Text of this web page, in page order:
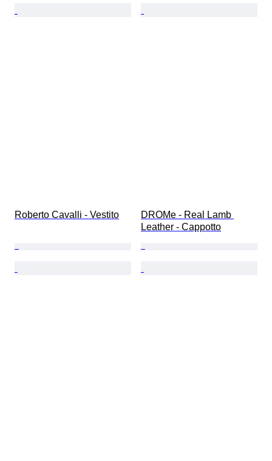
Roberto Cavalli - Vestito
DROMe - Real Lamb
Leather - Cappotto